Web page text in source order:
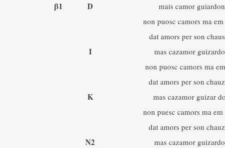
β1 D
mais camor
non puosc camors ma
dat amors per son
I
mas cazamor
non puosc camors ma
dat amors per son
K
mas cazamor guizar
non puesc camors ma
dat amors per son
N2
mas cazamor